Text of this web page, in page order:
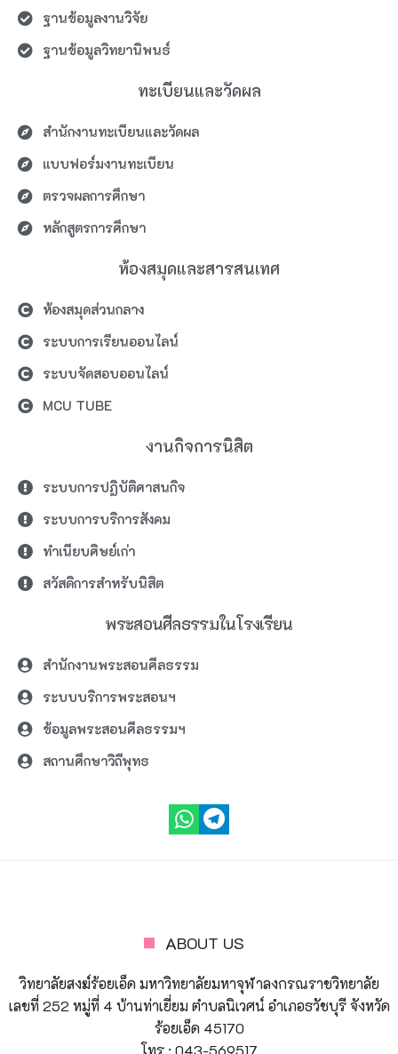
ฐานข้อมูลงานวิจัย
ฐานข้อมูลวิทยานิพนธ์
ทะเบียนและวัดผล
สำนักงานทะเบียนและวัดผล
แบบฟอร์มงานทะเบียน
ตรวจผลการศึกษา
หลักสูตรการศึกษา
ห้องสมุดและสารสนเทศ
ห้องสมุดส่วนกลาง
ระบบการเรียนออนไลน์
ระบบจัดสอบออนไลน์
MCU TUBE
งานกิจการนิสิต
ระบบการปฏิบัติศาสนกิจ
ระบบการบริการสังคม
ทำเนียบศิษย์เก่า
สวัสดิการสำหรับนิสิต
พระสอนศีลธรรมในโรงเรียน
สำนักงานพระสอนศีลธรรม
ระบบบริการพระสอนฯ
ข้อมูลพระสอนศีลธรรมฯ
สถานศึกษาวิถีพุทธ
ABOUT US
วิทยาลัยสงฆ์ร้อยเอ็ด มหาวิทยาลัยมหาจุฬาลงกรณราชวิทยาลัย
เลขที่ 252 หมู่ที่ 4 บ้านท่าเยี่ยม ตำบลนิเวศน์ อำเภอธวัชบุรี จังหวัด
ร้อยเอ็ด 45170
โทร : 043-569517